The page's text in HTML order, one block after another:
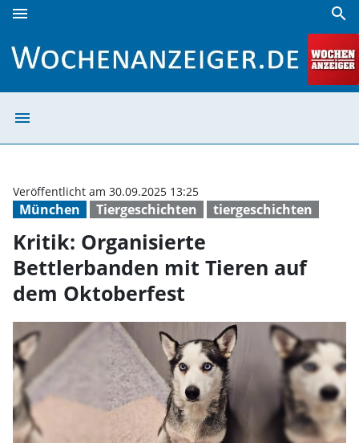
menu search
menu
München Tiergeschichten tiergeschichten
Veröffentlicht am 30.09.2025 13:25
Kritik: Organisierte
Bettlerbanden mit Tieren auf
dem Oktoberfest